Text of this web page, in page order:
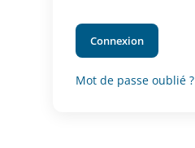
Mot de passe oublié ?